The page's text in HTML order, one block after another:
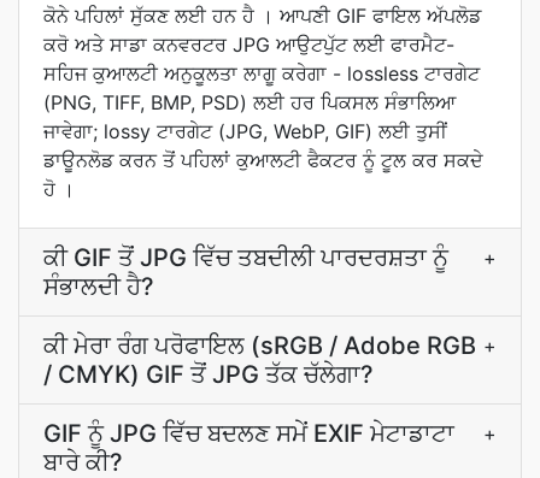
ਕੋਨੇ ਪਹਿਲਾਂ ਸੁੱਕਣ ਲਈ ਹਨ ਹੈ । ਆਪਣੀ GIF ਫਾਇਲ ਅੱਪਲੋਡ
ਕਰੋ ਅਤੇ ਸਾਡਾ ਕਨਵਰਟਰ JPG ਆਉਟਪੁੱਟ ਲਈ ਫਾਰਮੈਟ-
ਸਹਿਜ ਕੁਆਲਟੀ ਅਨੁਕੂਲਤਾ ਲਾਗੂ ਕਰੇਗਾ - lossless ਟਾਰਗੇਟ
(PNG, TIFF, BMP, PSD) ਲਈ ਹਰ ਪਿਕਸਲ ਸੰਭਾਲਿਆ
ਜਾਵੇਗਾ; lossy ਟਾਰਗੇਟ (JPG, WebP, GIF) ਲਈ ਤੁਸੀਂ
ਡਾਊਨਲੋਡ ਕਰਨ ਤੋਂ ਪਹਿਲਾਂ ਕੁਆਲਟੀ ਫੈਕਟਰ ਨੂੰ ਟੂਲ ਕਰ ਸਕਦੇ
ਹੋ ।
ਕੀ GIF ਤੋਂ JPG ਵਿੱਚ ਤਬਦੀਲੀ ਪਾਰਦਰਸ਼ਤਾ ਨੂੰ
ਸੰਭਾਲਦੀ ਹੈ?
+
ਕੀ ਮੇਰਾ ਰੰਗ ਪਰੋਫਾਇਲ (sRGB / Adobe RGB
/ CMYK) GIF ਤੋਂ JPG ਤੱਕ ਚੱਲੇਗਾ?
+
GIF ਨੂੰ JPG ਵਿੱਚ ਬਦਲਣ ਸਮੇਂ EXIF ਮੇਟਾਡਾਟਾ
ਬਾਰੇ ਕੀ?
+